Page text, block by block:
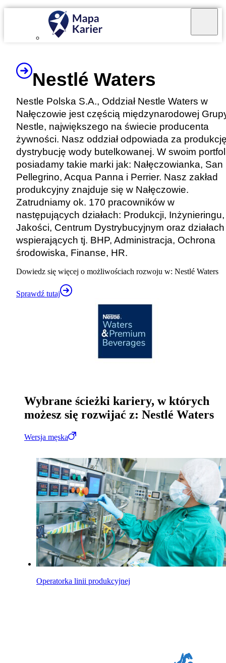
Nestlé Waters
Nestle Polska S.A., Oddział Nestle Waters w
Nałęczowie jest częścią międzynarodowej
Nestle, największego na świecie producenta
żywności. Nasz oddział odpowiada za
dystrybucję wody butelkowanej. W swoim
posiadamy takie marki jak: Nałęczowianka, San
Pellegrino, Acqua Panna i Perrier. Nasz zakład
produkcyjny znajduje się w Nałęczowie.
Zatrudniamy ok. 170 pracowników w
następujących działach: Produkcji, Inżynieringu,
Jakości, Centrum Dystrybucyjnym oraz działach
wspierających tj. BHP, Administracja, Ochrona
środowiska, Finanse, HR.
Dowiedz się więcej o możliwościach rozwoju w: Nestlé Waters
Sprawdź tutaj
Wybrane ścieżki kariery, w których
możesz się rozwijać z: Nestlé Waters
Wersja męska
Operatorka linii produkcyjnej